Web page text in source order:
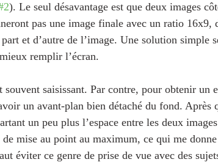
). Le seul désavantage est que deux images
pas une image finale avec un ratio 16x9,
et d’autre de l’image. Une solution simple
remplir l’écran.
souvent saisissant. Par contre, pour obtenir un
un avant-plan bien détaché du fond. Après
un peu plus l’espace entre les deux
mise au point au maximum, ce qui me
éviter ce genre de prise de vue avec des